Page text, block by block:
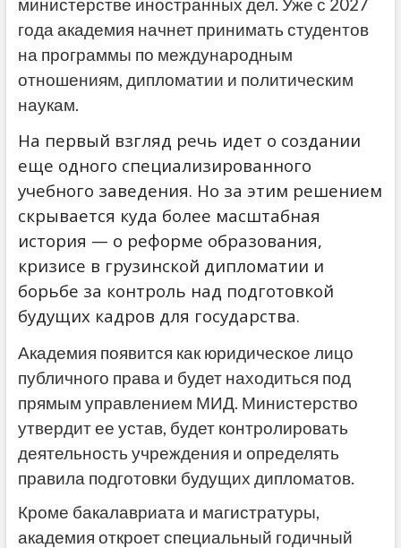
министерстве иностранных дел. Уже с 2027
года академия начнет принимать студентов
на программы по международным
отношениям, дипломатии и политическим
наукам.
На первый взгляд речь идет о создании
еще одного специализированного
учебного заведения. Но за этим решением
скрывается куда более масштабная
история — о реформе образования,
кризисе в грузинской дипломатии и
борьбе за контроль над подготовкой
будущих кадров для государства.
Академия появится как юридическое лицо
публичного права и будет находиться под
прямым управлением МИД. Министерство
утвердит ее устав, будет контролировать
деятельность учреждения и определять
правила подготовки будущих дипломатов.
Кроме бакалавриата и магистратуры,
академия откроет специальный годичный